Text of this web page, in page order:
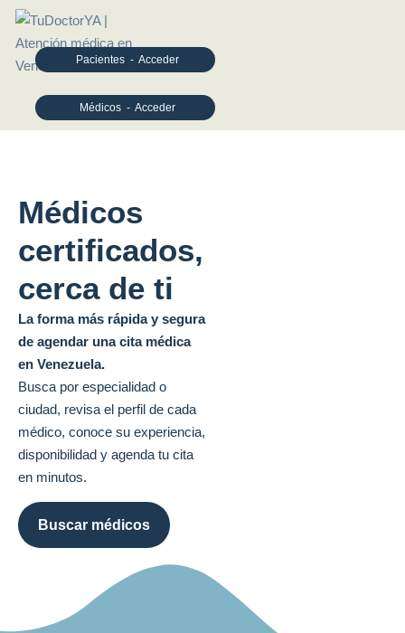
Médicos - Acceder
Pacientes - Acceder
Médicos
certificados,
cerca de ti
La forma más rápida y segura
de agendar una cita médica
en Venezuela.
Busca por especialidad o
ciudad, revisa el perfil de cada
médico, conoce su experiencia,
disponibilidad y agenda tu cita
en minutos.
Buscar médicos